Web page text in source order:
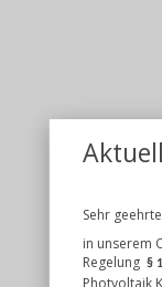
Sehr
in unserem
Regelung §
Photvoltaik